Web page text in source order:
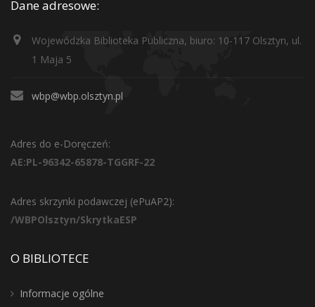
Dane adresowe:
Wojewódzka Biblioteka Publiczna, biuro: 10-117 Olsztyn, ul.
1 Maja 5
wbp@wbp.olsztyn.pl
Adres do e-Doręczeń:
AE:PL-96342-65878-TGGRF-22
Adres skrzynki podawczej (ePuAP2):
/WBPOlsztyn/SkrytkaESP
O BIBLIOTECE
Informacje ogólne